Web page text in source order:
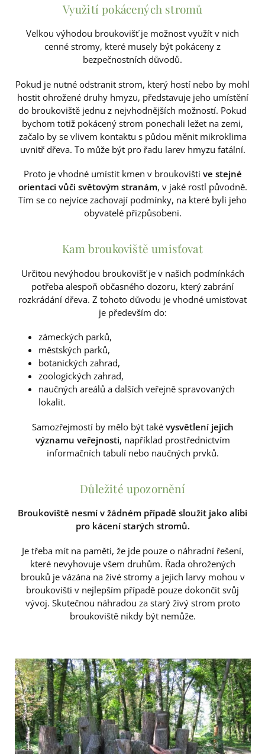
Využití pokácených stromů
Velkou výhodou broukovišť je možnost využít v nich
cenné stromy, které musely být pokáceny z
bezpečnostních důvodů.
Pokud je nutné odstranit strom, který hostí nebo by mohl
hostit ohrožené druhy hmyzu, představuje jeho umístění
do broukoviště jednu z nejvhodnějších možností. Pokud
bychom totiž pokácený strom ponechali ležet na zemi,
začalo by se vlivem kontaktu s půdou měnit mikroklima
uvnitř dřeva. To může být pro řadu larev hmyzu fatální.
Proto je vhodné umístit kmen v broukovišti ve stejné
orientaci vůči světovým stranám, v jaké rostl původně.
Tím se co nejvíce zachovají podmínky, na které byli jeho
obyvatelé přizpůsobeni.
Kam broukoviště umisťovat
Určitou nevýhodou broukovišť je v našich podmínkách
potřeba alespoň občasného dozoru, který zabrání
rozkrádání dřeva. Z tohoto důvodu je vhodné umisťovat
je především do:
zámeckých parků,
městských parků,
botanických zahrad,
zoologických zahrad,
naučných areálů a dalších veřejně spravovaných
lokalit.
Samozřejmostí by mělo být také vysvětlení jejich
významu veřejnosti, například prostřednictvím
informačních tabulí nebo naučných prvků.
Důležité upozornění
Broukoviště nesmí v žádném případě sloužit jako alibi
pro kácení starých stromů.
Je třeba mít na paměti, že jde pouze o náhradní řešení,
které nevyhovuje všem druhům. Řada ohrožených
brouků je vázána na živé stromy a jejich larvy mohou v
broukovišti v nejlepším případě pouze dokončit svůj
vývoj. Skutečnou náhradou za starý živý strom proto
broukoviště nikdy být nemůže.